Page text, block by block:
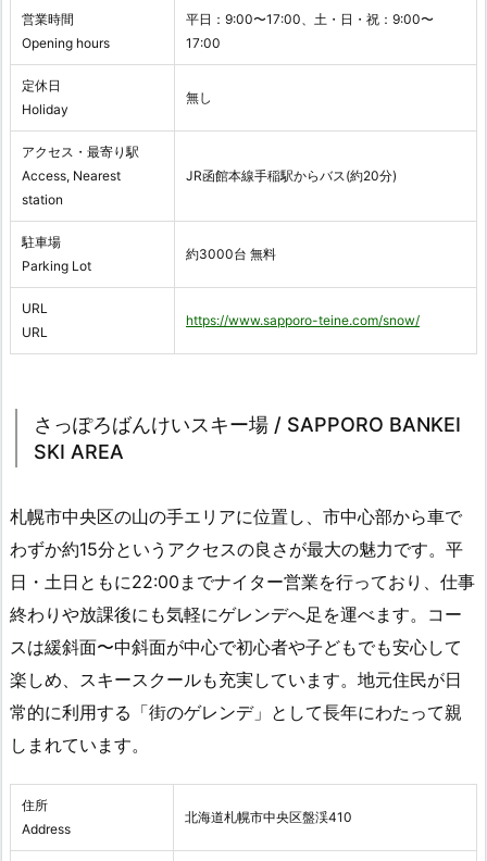
営業時間
Opening hours
平日：9:00〜17:00、土・日・祝：9:00〜
17:00
定休日
Holiday
無し
アクセス・最寄り駅
Access, Nearest
station
JR函館本線手稲駅からバス(約20分)
駐車場
Parking Lot
約3000台 無料
URL
URL
https://www.sapporo-teine.com/snow/
さっぽろばんけいスキー場 / SAPPORO BANKEI
SKI AREA
札幌市中央区の山の手エリアに位置し、市中心部から車で
わずか約15分というアクセスの良さが最大の魅力です。平
日・土日ともに22:00までナイター営業を行っており、仕事
終わりや放課後にも気軽にゲレンデへ足を運べます。コー
スは緩斜面〜中斜面が中心で初心者や子どもでも安心して
楽しめ、スキースクールも充実しています。地元住民が日
常的に利用する「街のゲレンデ」として長年にわたって親
しまれています。
住所
Address
北海道札幌市中央区盤渓410